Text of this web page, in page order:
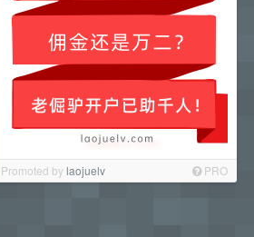
Promoted bylaojuelv PRO